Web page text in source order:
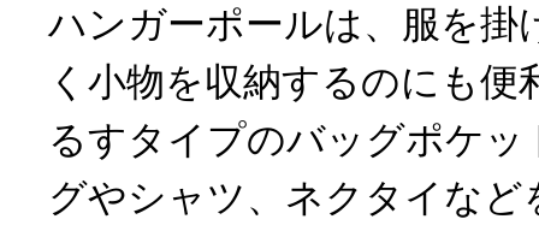
ハンガーポールは、服を掛
く小物を収納するのにも便
るすタイプのバッグポケ
グやシャツ、ネクタイな